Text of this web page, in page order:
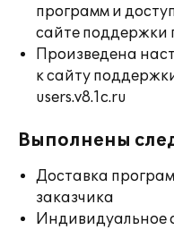
программ и
сайте поддержки
Произведена
к сайту
users.v8.1c.ru
Выполнены
Доставка
заказчика
Индивидуальное